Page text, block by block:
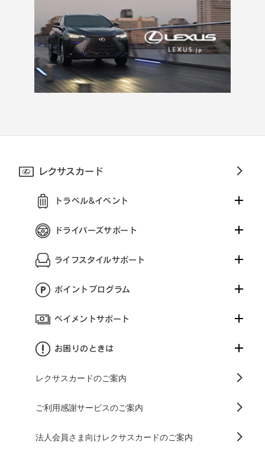
レクサスカード
トラベル&イベント
ドライバーズサポート
ライフスタイルサポート
ポイントプログラム
ペイメントサポート
お困りのときは
レクサスカードのご案内
ご利用感謝サービスのご案内
法人会員さま向けレクサスカードのご案内